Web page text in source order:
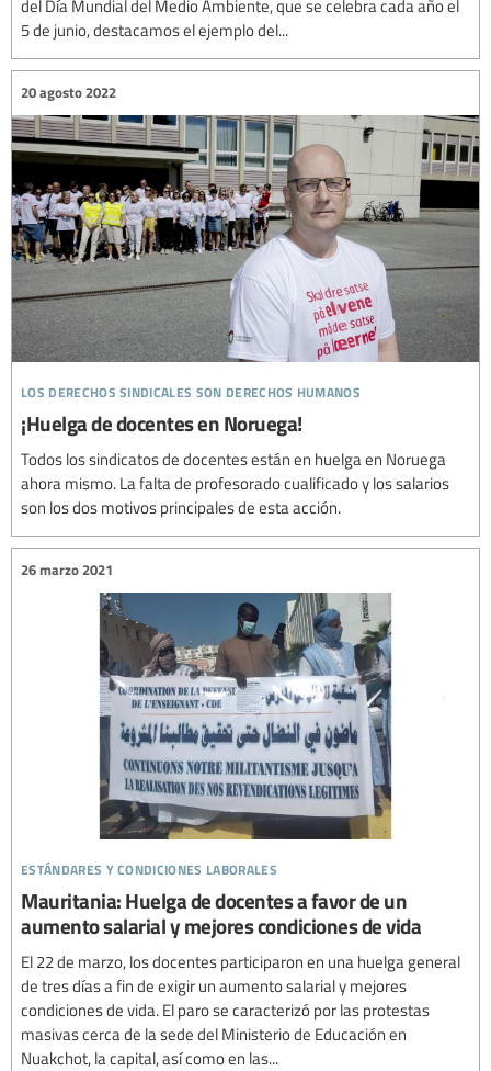
del Día Mundial del Medio Ambiente, que se celebra cada año el
5 de junio, destacamos el ejemplo del...
los derechos sindicales son derechos humanos
20 agosto 2022
¡Huelga de docentes en Noruega!
Todos los sindicatos de docentes están en huelga en Noruega
ahora mismo. La falta de profesorado cualificado y los salarios
son los dos motivos principales de esta acción.
estándares y condiciones laborales
26 marzo 2021
Mauritania: Huelga de docentes a favor de un
aumento salarial y mejores condiciones de vida
El 22 de marzo, los docentes participaron en una huelga general
de tres días a fin de exigir un aumento salarial y mejores
condiciones de vida. El paro se caracterizó por las protestas
masivas cerca de la sede del Ministerio de Educación en
Nuakchot, la capital, así como en las...